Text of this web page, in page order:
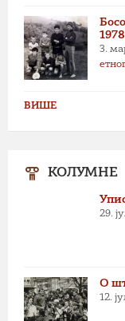
3.
ВИШЕ
КОЛУМНЕ
29.
О
12.